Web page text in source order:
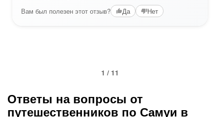
Вам был полезен этот отзыв? Да Нет
1 / 11
Ответы на вопросы от
путешественников по Самуи в